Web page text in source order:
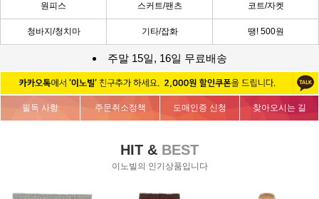
원피스 스커트/팬츠 코트/자켓
청바지/청치마 기타/잡화 땡! 500원
주말 15일, 16일 무료배송
필독 사항 주문취소정책 도매인증 신청 찾아오시는 길
HIT & BEST
이노빌의 인기상품입니다